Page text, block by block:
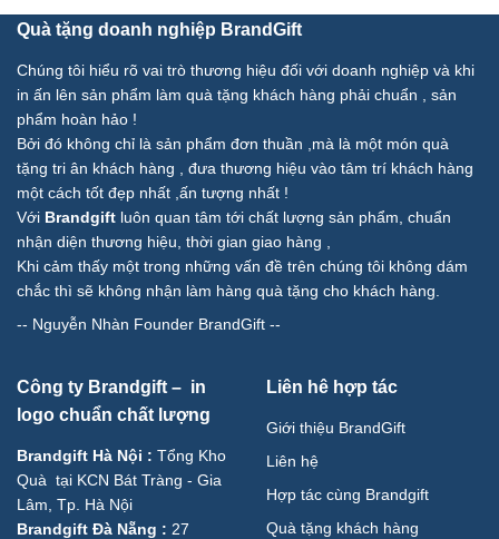
Quà tặng doanh nghiệp BrandGift
Chúng tôi hiểu rõ vai trò thương hiệu đối với doanh nghiệp và khi
in ấn lên sản phẩm làm quà tặng khách hàng phải chuẩn , sản
phẩm hoàn hảo !
Bởi đó không chỉ là sản phẩm đơn thuần ,mà là một món quà
tặng tri ân khách hàng , đưa thương hiệu vào tâm trí khách hàng
một cách tốt đẹp nhất ,ấn tượng nhất !
Với Brandgift luôn quan tâm tới chất lượng sản phẩm, chuẩn
nhận diện thương hiệu, thời gian giao hàng ,
Khi cảm thấy một trong những vấn đề trên chúng tôi không dám
chắc thì sẽ không nhận làm hàng quà tặng cho khách hàng.
-- Nguyễn Nhàn Founder BrandGift --
Công ty Brandgift – in
logo chuẩn chất lượng
Brandgift Hà Nội : Tổng Kho
Quà tại KCN Bát Tràng - Gia
Lâm, Tp. Hà Nội
Brandgift Đà Nẵng : 27
Liên hê hợp tác
Giới thiệu BrandGift
Liên hệ
Hợp tác cùng Brandgift
Quà tặng khách hàng